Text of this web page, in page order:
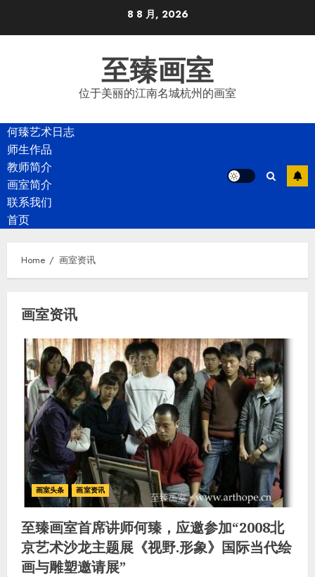
8 8 月, 2026
至臻画室
位于美丽的江南名城杭州的画室
何臻艺术日志
师生作品
教师简介
画室简介
联系我们
首页
Home 画室资讯
画室资讯
画室头条 画室资讯
至臻画室首席讲师何臻，应邀参加“2008北
京艺术沙龙主题展《视野.形象》国际当代绘
画与雕塑邀请展”